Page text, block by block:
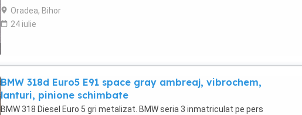
Oradea, Bihor
24 iulie
BMW 318d Euro5 E91 space gray ambreaj, vibrochem,
lanturi, pinione schimbate
BMW 318 Diesel Euro 5 gri metalizat. BMW seria 3 inmatriculat pe pers